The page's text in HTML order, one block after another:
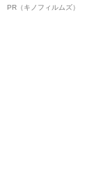
ボ》
PR（キノフィルムズ）